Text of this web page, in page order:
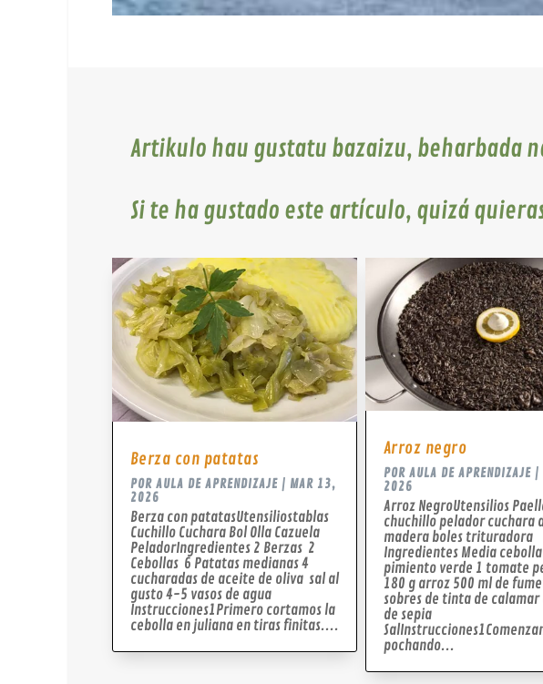
Artikulo hau gustatu bazaizu, beharbada
Si te ha gustado este artículo, quizá
Berza con patatas
POR AULA DE APRENDIZAJE| MAR 13,
2026
Berza con patatasUtensiliostablas
Cuchillo Cuchara Bol Olla Cazuela
PeladorIngredientes 2 Berzas 2
Cebollas 6 Patatas medianas 4
cucharadas de aceite de oliva sal al
gusto 4-5 vasos de agua
Instrucciones1Primero cortamos la
cebolla en juliana en tiras finitas....
Arroz negro
POR AULA DE APRENDIZAJE|
2026
Arroz NegroUtensilios
chuchillo pelador cuchara
madera boles trituradora
Ingredientes Media
pimiento verde 1 tomate
180 g arroz 500 ml de
sobres de tinta de
de sepia
pochando...